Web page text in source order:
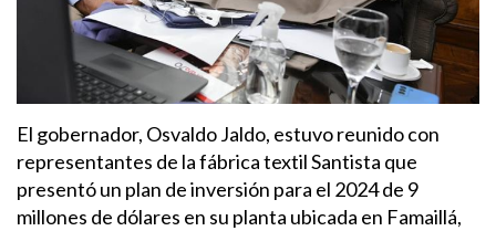
El gobernador, Osvaldo Jaldo, estuvo reunido con
representantes de la fábrica textil Santista que
presentó un plan de inversión para el 2024 de 9
millones de dólares en su planta ubicada en Famaillá,